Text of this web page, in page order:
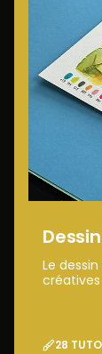
Dessin
Le
créatives
28